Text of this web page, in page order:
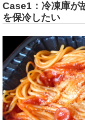
Case1：冷凍庫が
を保冷したい